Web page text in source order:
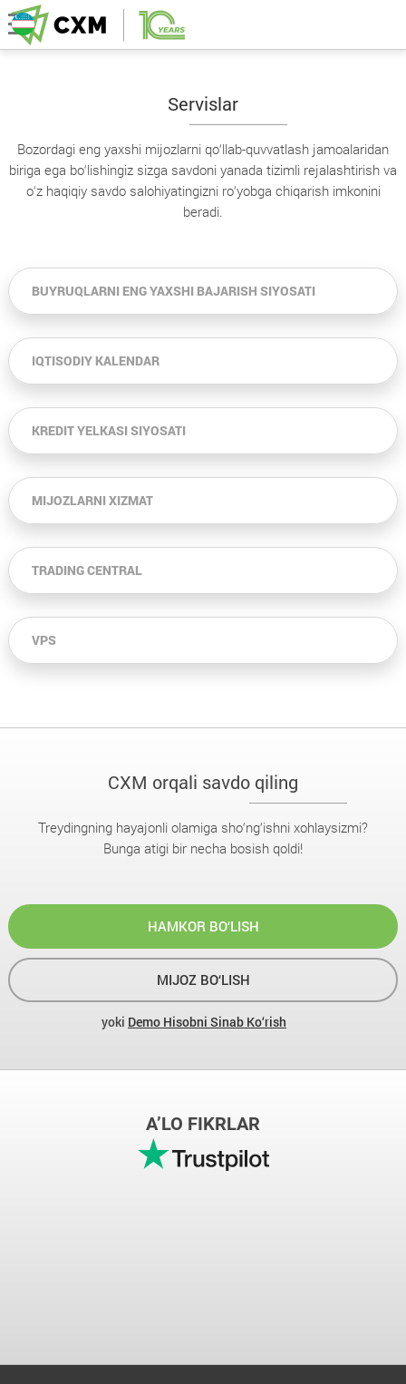
Servislar
Bozordagi eng yaxshi mijozlarni qo‘llab-quvvatlash jamoalaridan
biriga ega bo‘lishingiz sizga savdoni yanada tizimli rejalashtirish va
o‘z haqiqiy savdo salohiyatingizni ro‘yobga chiqarish imkonini
beradi.
BUYRUQLARNI ENG YAXSHI BAJARISH SIYOSATI
IQTISODIY KALENDAR
KREDIT YELKASI SIYOSATI
MIJOZLARNI XIZMAT
TRADING CENTRAL
VPS
CXM orqali savdo qiling
Treydingning hayajonli olamiga sho‘ng‘ishni xohlaysizmi?
Bunga atigi bir necha bosish qoldi!
HAMKOR BO‘LISH
MIJOZ BO‘LISH
yoki Demo Hisobni Sinab Ko‘rish
A’LO FIKRLAR